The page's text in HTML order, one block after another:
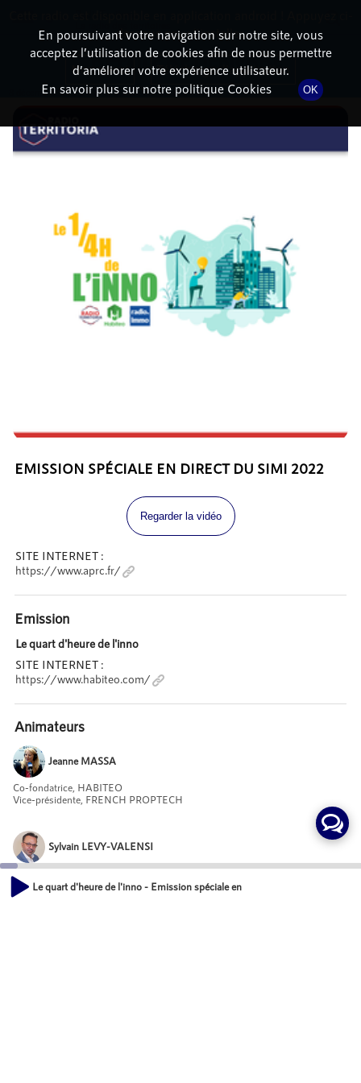
DÉTAILS DE L'ÉPISODE
8 décembre 2022à 14h19, durée : 23 minutes
EMISSION SPÉCIALE EN DIRECT DU SIMI 2022
Regarder la vidéo
SITE INTERNET :
https://www.aprc.fr/
Emission
Le quart d'heure de l'inno
SITE INTERNET :
https://www.habiteo.com/
Animateurs
Jeanne MASSA
Co-fondatrice, HABITEO
Vice-présidente, FRENCH PROPTECH
Sylvain LEVY-VALENSI
Directeur associé, Groupe Territoria
Le quart d'heure de l'inno - Emission spéciale en direct du SIMI 2022
En poursuivant votre navigation sur notre site, vous
acceptez l’utilisation de cookies afin de nous permettre
d’améliorer votre expérience utilisateur.
En savoir plus sur notre politique Cookies
OK
dessous pour l'installer.
Non merci Télécharger l'application